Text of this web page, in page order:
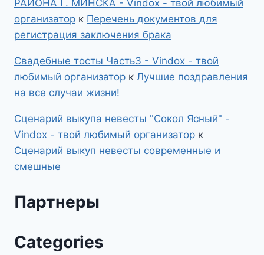
РАЙОНА Г. МИНСКА - Vindox - твой любимый
организатор к Перечень документов для
регистрация заключения брака
Свадебные тосты Часть3 - Vindox - твой
любимый организатор к Лучшие поздравления
на все случаи жизни!
Сценарий выкупа невесты "Сокол Ясный" -
Vindox - твой любимый организатор к
Сценарий выкуп невесты современные и
смешные
Партнеры
Categories